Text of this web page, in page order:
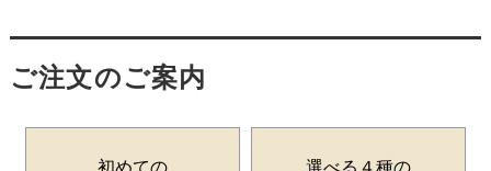
ご注文のご案内
初めての
選べる４種の